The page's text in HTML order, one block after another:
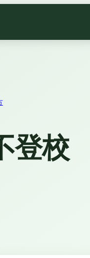
登校